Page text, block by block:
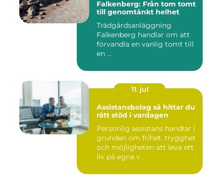
Falkenberg: Från tom tomt
till genomtänkt helhet
Trädgårdsanläggning
Falkenberg handlar om att
förvandla en vanlig tomt till
en ...
11. jul
Assistansbolag så hittar du
rätt stöd i vardagen
Personlig assistans handlar i
grunden om frihet, trygghet
och möjligheten att leva ett
liv på egna v...